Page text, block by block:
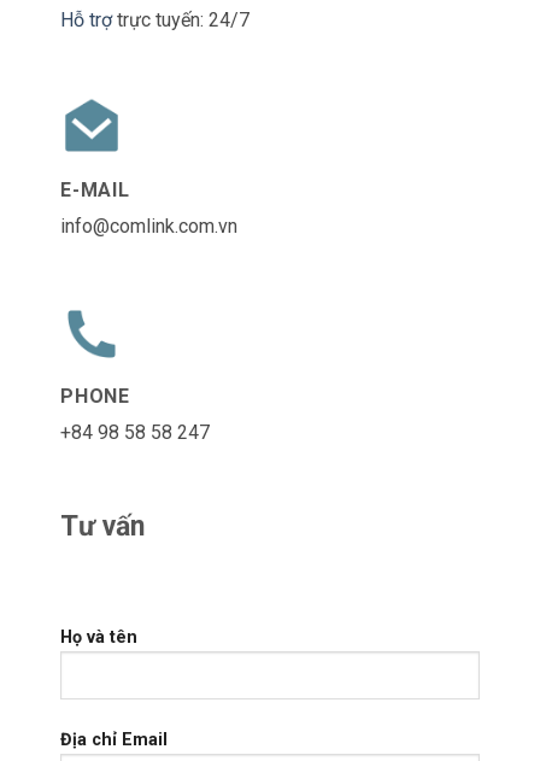
Hỗ trợtrực tuyến: 24/7
E-MAIL
info@comlink.com.vn
PHONE
+84 98 58 58 247
Tư vấn
Họ và tên
Địa chỉ Email